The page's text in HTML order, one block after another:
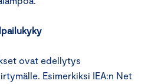
ovat edellytys
Esimerkiksi IEA:n Net